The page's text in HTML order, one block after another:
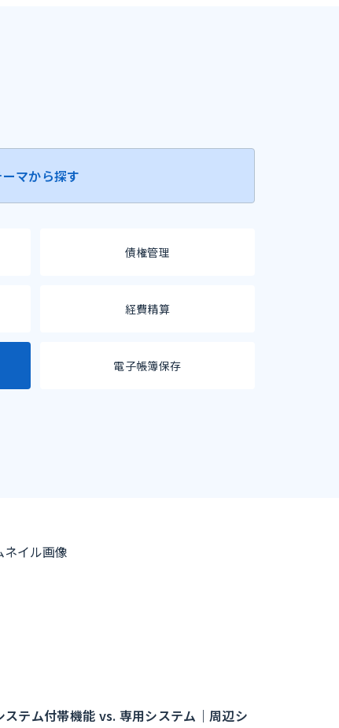
マから探す
債権管理
経費精算
電子帳簿保存
ステム付帯機能 vs. 専用システム｜周辺シ